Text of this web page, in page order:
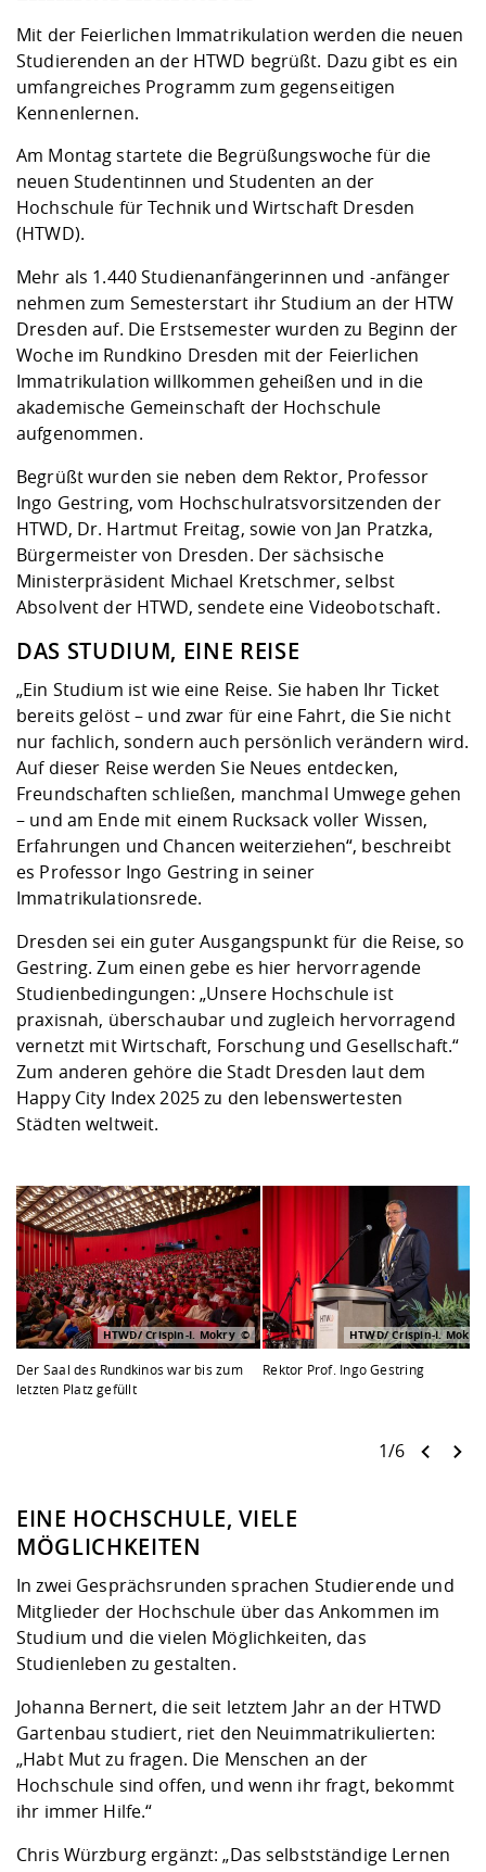
Vorbereitung
Studien- und
und Physik
Fremdsprachen
Jobs, Praktika,
Studieren in
Lebenslagen
Studentenwerk
Arbeit
Lehren,
Weiterbilden im
Formulare und
Formulare und
FIS -
Prototyping und
Kooperationen
Kontakt &
Klimaschutz &
Gremien und
Landbau/
Maschinenbau
Kontakt und Anfahrt
Qualitätssicherung
Mit der Feierlichen Immatrikulation werden die neuen
Studierenden an der HTWD begrüßt. Dazu gibt es ein
umfangreiches Programm zum gegenseitigen
Kennenlernen.
Am Montag startete die Begrüßungswoche für die
neuen Studentinnen und Studenten an der
Hochschule für Technik und Wirtschaft Dresden
(HTWD).
Mehr als 1.440 Studienanfängerinnen und -anfänger
nehmen zum Semesterstart ihr Studium an der HTW
Dresden auf. Die Erstsemester wurden zu Beginn der
Woche im Rundkino Dresden mit der Feierlichen
Immatrikulation willkommen geheißen und in die
akademische Gemeinschaft der Hochschule
aufgenommen.
Begrüßt wurden sie neben dem Rektor, Professor
Ingo Gestring, vom Hochschulratsvorsitzenden der
HTWD, Dr. Hartmut Freitag, sowie von Jan Pratzka,
Bürgermeister von Dresden. Der sächsische
Ministerpräsident Michael Kretschmer, selbst
Absolvent der HTWD, sendete eine Videobotschaft.
DAS STUDIUM, EINE REISE
„Ein Studium ist wie eine Reise. Sie haben Ihr Ticket
bereits gelöst – und zwar für eine Fahrt, die Sie nicht
nur fachlich, sondern auch persönlich verändern wird.
Auf dieser Reise werden Sie Neues entdecken,
Freundschaften schließen, manchmal Umwege gehen
– und am Ende mit einem Rucksack voller Wissen,
Erfahrungen und Chancen weiterziehen“, beschreibt
es Professor Ingo Gestring in seiner
Immatrikulationsrede.
Dresden sei ein guter Ausgangspunkt für die Reise, so
Gestring. Zum einen gebe es hier hervorragende
Studienbedingungen: „Unsere Hochschule ist
praxisnah, überschaubar und zugleich hervorragend
vernetzt mit Wirtschaft, Forschung und Gesellschaft.“
Zum anderen gehöre die Stadt Dresden laut dem
Happy City Index 2025 zu den lebenswertesten
Städten weltweit.
HTWD/ Crispin-I. Mokry
Der Saal des Rundkinos war bis zum
letzten Platz gefüllt
HTWD/ Crispin-I. Mokry
Rektor Prof. Ingo Gestring
1/6
EINE HOCHSCHULE, VIELE
MÖGLICHKEITEN
In zwei Gesprächsrunden sprachen Studierende und
Mitglieder der Hochschule über das Ankommen im
Studium und die vielen Möglichkeiten, das
Studienleben zu gestalten.
Johanna Bernert, die seit letztem Jahr an der HTWD
Gartenbau studiert, riet den Neuimmatrikulierten:
„Habt Mut zu fragen. Die Menschen an der
Hochschule sind offen, und wenn ihr fragt, bekommt
ihr immer Hilfe.“
Chris Würzburg ergänzt: „Das selbstständige Lernen